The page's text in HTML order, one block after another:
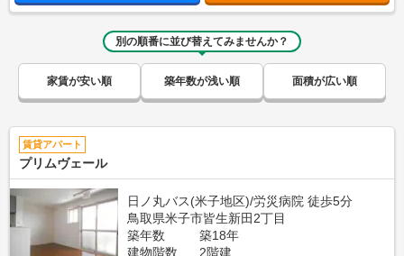
別の順番に並び替えてみませんか？
家賃が安い順 築年数が浅い順 面積が広い順
賃貸アパート
プリムヴェール
日ノ丸バス(米子地区)/労災病院 徒歩5分
鳥取県米子市皆生新田2丁目
築年数
築18年
建物階数
2階建